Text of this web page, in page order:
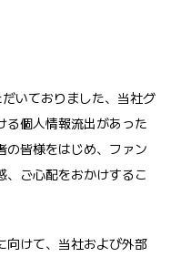
いておりました、当社グ
る個人情報流出があった
皆様をはじめ、ファン
、ご心配をおかけするこ
向けて、当社および外部